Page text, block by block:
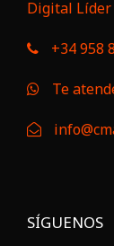
Digital Líder
+34 958
Te
SÍGUENOS